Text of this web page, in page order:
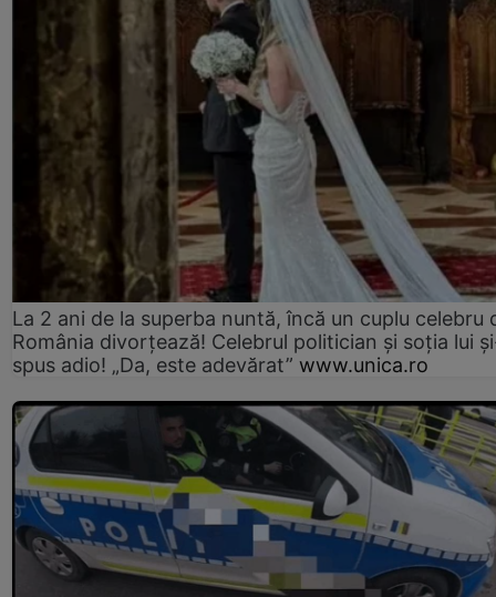
La 2 ani de la superba nuntă, încă un cuplu celebru
România divorțează! Celebrul politician și soția lui
spus adio! „Da, este adevărat” www.unica.ro